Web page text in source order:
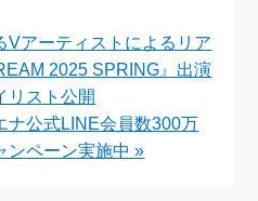
キャンペーン開始
Vアーティストによるリア
2025 SPRING』出演
リスト公開
ナ公式LINE会員数300万
ンペーン実施中 »